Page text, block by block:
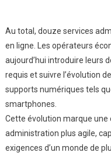
Au total, douze services
en ligne. Les opérateurs
aujourd’hui introduire leurs
requis et suivre l’évolution
supports numériques tels
smartphones.
Cette évolution marque
administration plus agile,
exigences d’un monde de